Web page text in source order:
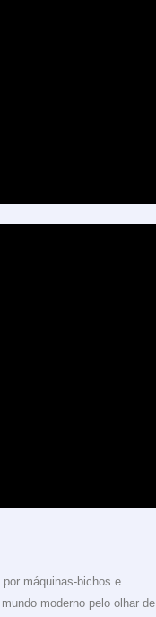
máquinas-bichos e
moderno pelo olhar de